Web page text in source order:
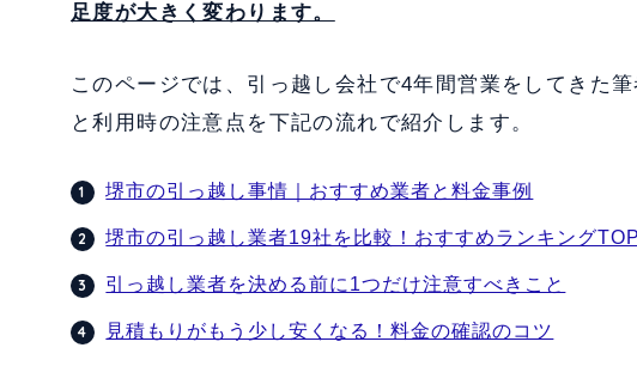
足度が大きく変わります。
このページでは、引っ越し会社で4年間営業をしてきた
と利用時の注意点を下記の流れで紹介します。
堺市の引っ越し事情｜おすすめ業者と料金事例
堺市の引っ越し業者19社を比較！おすすめランキング
引っ越し業者を決める前に1つだけ注意すべきこと
見積もりがもう少し安くなる！料金の確認のコツ